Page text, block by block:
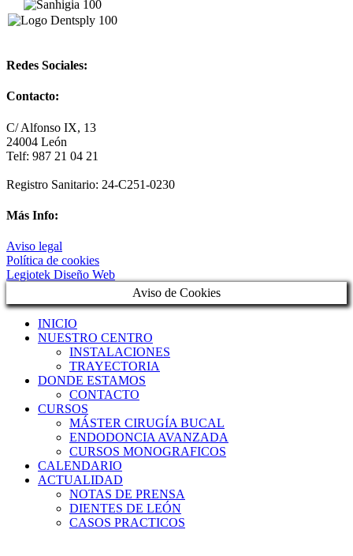
Redes Sociales:
Contacto:
C/ Alfonso IX, 13
24004 León
Telf: 987 21 04 21
Registro Sanitario: 24-C251-0230
Más Info:
Aviso legal
Política de cookies
Legiotek Diseño Web
Aviso de Cookies
INICIO
NUESTRO CENTRO
INSTALACIONES
TRAYECTORIA
DONDE ESTAMOS
CONTACTO
CURSOS
MÁSTER CIRUGÍA BUCAL
ENDODONCIA AVANZADA
CURSOS MONOGRAFICOS
CALENDARIO
ACTUALIDAD
NOTAS DE PRENSA
DIENTES DE LEÓN
CASOS PRACTICOS